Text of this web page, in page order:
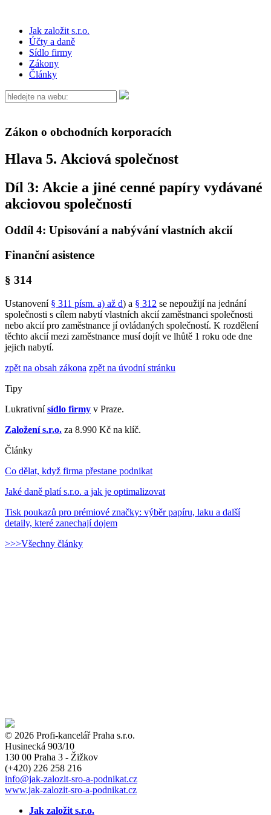
Jak založit s.r.o.
Účty a daně
Sídlo firmy
Zákony
Články
Zákon o obchodních korporacích
Hlava 5. Akciová společnost
Díl 3: Akcie a jiné cenné papíry vydávané
akciovou společností
Oddíl 4: Upisování a nabývání vlastních akcií
Finanční asistence
§ 314
Ustanovení § 311 písm. a) až d) a § 312 se nepoužijí na jednání
společnosti s cílem nabytí vlastních akcií zaměstnanci společnosti
nebo akcií pro zaměstnance jí ovládaných společností. K rozdělení
těchto akcií mezi zaměstnance musí dojít ve lhůtě 1 roku ode dne
jejich nabytí.
zpět na obsah zákona zpět na úvodní stránku
Tipy
Lukrativnísídlo firmy v Praze.
Založení s.r.o. za 8.990 Kč na klíč.
Články
Co dělat, když firma přestane podnikat
Jaké daně platí s.r.o. a jak je optimalizovat
Tisk poukazů pro prémiové značky: výběr papíru, laku a další
detaily, které zanechají dojem
>>>Všechny články
© 2026 Profi-kancelář Praha s.r.o.
Husinecká 903/10
130 00 Praha 3 - Žižkov
(+420) 226 258 216
info@jak-zalozit-sro-a-podnikat.cz
www.jak-zalozit-sro-a-podnikat.cz
Jak založit s.r.o.